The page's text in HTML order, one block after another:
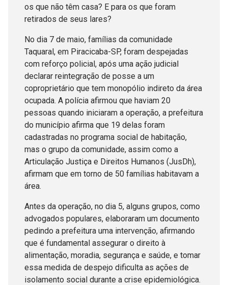
os que não têm casa? E para os que foram
retirados de seus lares?
No dia 7 de maio, famílias da comunidade
Taquaral, em Piracicaba-SP, foram despejadas
com reforço policial, após uma ação judicial
declarar reintegração de posse a um
coproprietário que tem monopólio indireto da área
ocupada. A polícia afirmou que haviam 20
pessoas quando iniciaram a operação, a prefeitura
do município afirma que 19 delas foram
cadastradas no programa social de habitação,
mas o grupo da comunidade, assim como a
Articulação Justiça e Direitos Humanos (JusDh),
afirmam que em torno de 50 famílias habitavam a
área.
Antes da operação, no dia 5, alguns grupos, como
advogados populares, elaboraram um documento
pedindo a prefeitura uma intervenção, afirmando
que é fundamental assegurar o direito à
alimentação, moradia, segurança e saúde, e tomar
essa medida de despejo dificulta as ações de
isolamento social durante a crise epidemiológica.